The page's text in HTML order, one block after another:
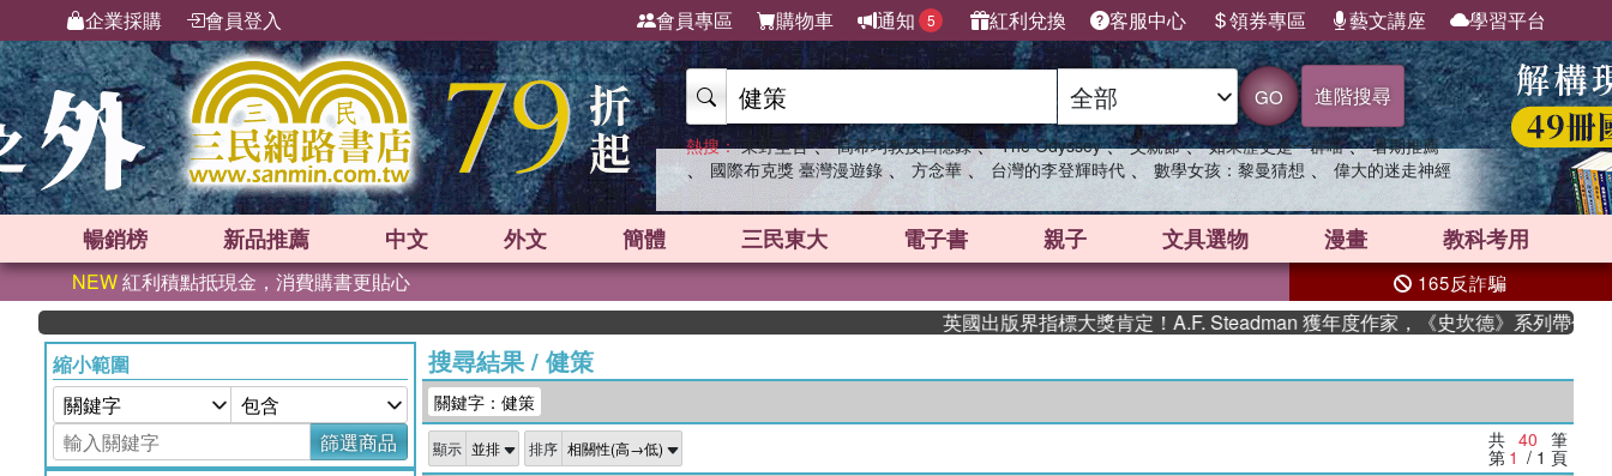
企業採購 會員登入 會員專區 購物車 通知 5 紅利兌換 客服中心 領券專區 藝文講座 學習平台
GO 進階搜尋
熱搜： 東野圭吾 、 高希均教授回憶錄 、 The Odyssey 、 父親節 、 如果歷史是一群喵 、 暑期推薦
、 國際布克獎 臺灣漫遊錄 、 方念華 、 台灣的李登輝時代 、 數學女孩：黎曼猜想 、 偉大的迷走神經
暢銷榜 新品推薦 中文 外文 簡體 三民東大 電子書 親子 文具選物 漫畫 教科考用
NEW紅利積點抵現金，消費購書更貼心 165反詐騙
英國出版界指標大獎肯定！A.F. Steadman 獲年度作家，《史坎德》系列帶你踏上熱血奇
縮小範圍
篩選商品
搜尋結果/ 健策
關鍵字：健策
顯示 排序 共 40 筆
第 1 / 1 頁